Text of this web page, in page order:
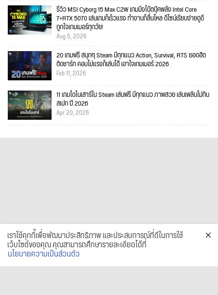
รีวิว MSI Cyborg 15 Max C2W เกมมิ่งโน้ตบุ๊คพลัง Intel Core
7+RTX 5070 เล่นเกมก็เร็วแรง ทำงานก็ลื่นไหล ดีไซน์เรียบง่ายดูดี
ถูกใจเกมเมอร์ทุกวัย!
Aug 5, 2026
20 เกมฟรี สนุกๆ Steam มีทุกแนว Action, Survival, RTS ยอดฮิต
ติดชาร์ท คอมไม่แรงก็เล่นได้ เอาใจเกมเมอร์ 2026
Feb 11, 2026
11 เกมไดโนเสาร์ใน Steam เล่นฟรี มีทุกแนว ภาพสวย เล่นเพลินไม่กิน
สเปก ปี 2026
Apr 20, 2026
เราใช้คุกกี้เพื่อพัฒนาประสิทธิภาพ และประสบการณ์ที่ดีในการใช้
เว็บไซต์ของคุณ คุณสามารถศึกษารายละเอียดได้ที่
นโยบายความเป็นส่วนตัว